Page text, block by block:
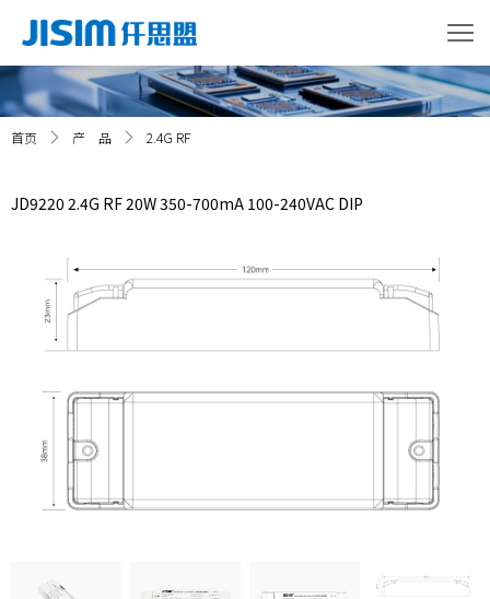
首页 产 品 2.4G RF
JD9220 2.4G RF 20W 350-700mA 100-240VAC DIP